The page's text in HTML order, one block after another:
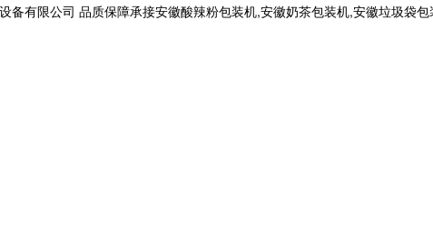
有限公司 品质保障承接安徽酸辣粉包装机,安徽奶茶包装机,安徽垃圾袋